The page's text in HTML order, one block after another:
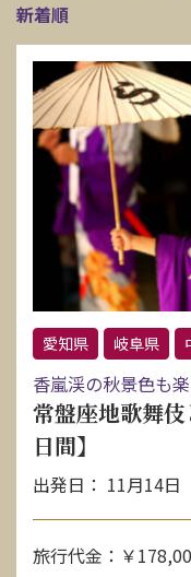
新着情報
会社情報
電
新着順
愛知県 岐阜県
香嵐渓の秋景色も
常盤座地歌舞
日間】
出発日： 11月14日
旅行代金：￥